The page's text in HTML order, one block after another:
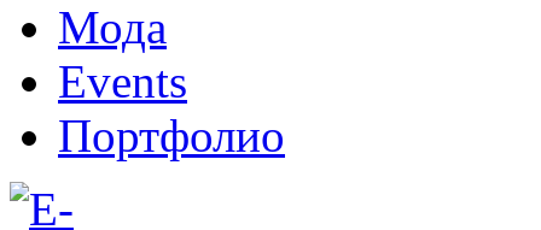
Мода
Events
Портфолио